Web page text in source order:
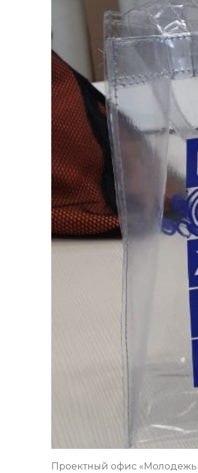
Проектный офис «Молодежь